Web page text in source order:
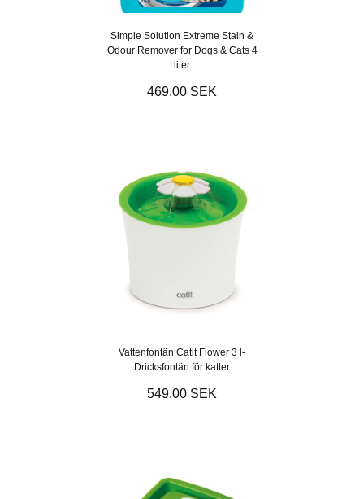
Simple Solution Extreme Stain &
Odour Remover for Dogs & Cats 4
liter
469.00 SEK
Vattenfontän Catit Flower 3 l-
Dricksfontän för katter
549.00 SEK